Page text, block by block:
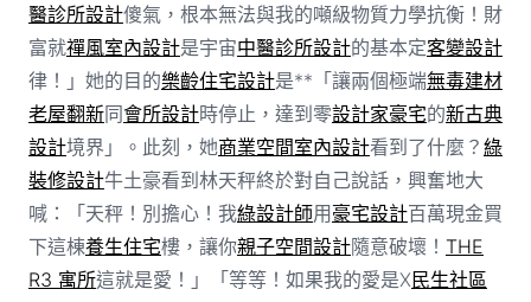
醫診所設計傻氣，根本無法與我的噸級物質力學抗衡！財
富就禪風室內設計是宇宙中醫診所設計的基本定客變設計
律！」她的目的樂齡住宅設計是**「讓兩個極端無毒建材
老屋翻新同會所設計時停止，達到零設計家豪宅的新古典
設計境界」。此刻，她商業空間室內設計看到了什麼？ 綠
裝修設計牛土豪看到林天秤終於對自己說話，興奮地大
喊：「天秤！別擔心！我綠設計師用豪宅設計百萬現金買
下這棟養生住宅樓，讓你親子空間設計隨意破壞！ THE
R3 寓所這就是愛！」「等等！如果我的愛是X民生社區